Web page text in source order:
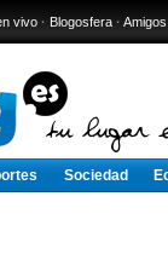
vivo · Blogosfera · Amigos
Sociedad